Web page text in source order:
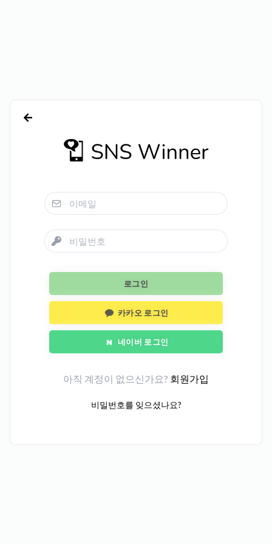
로그인
카카오 로그인
네이버 로그인
아직 계정이 없으신가요? 회원가입
비밀번호를 잊으셨나요?